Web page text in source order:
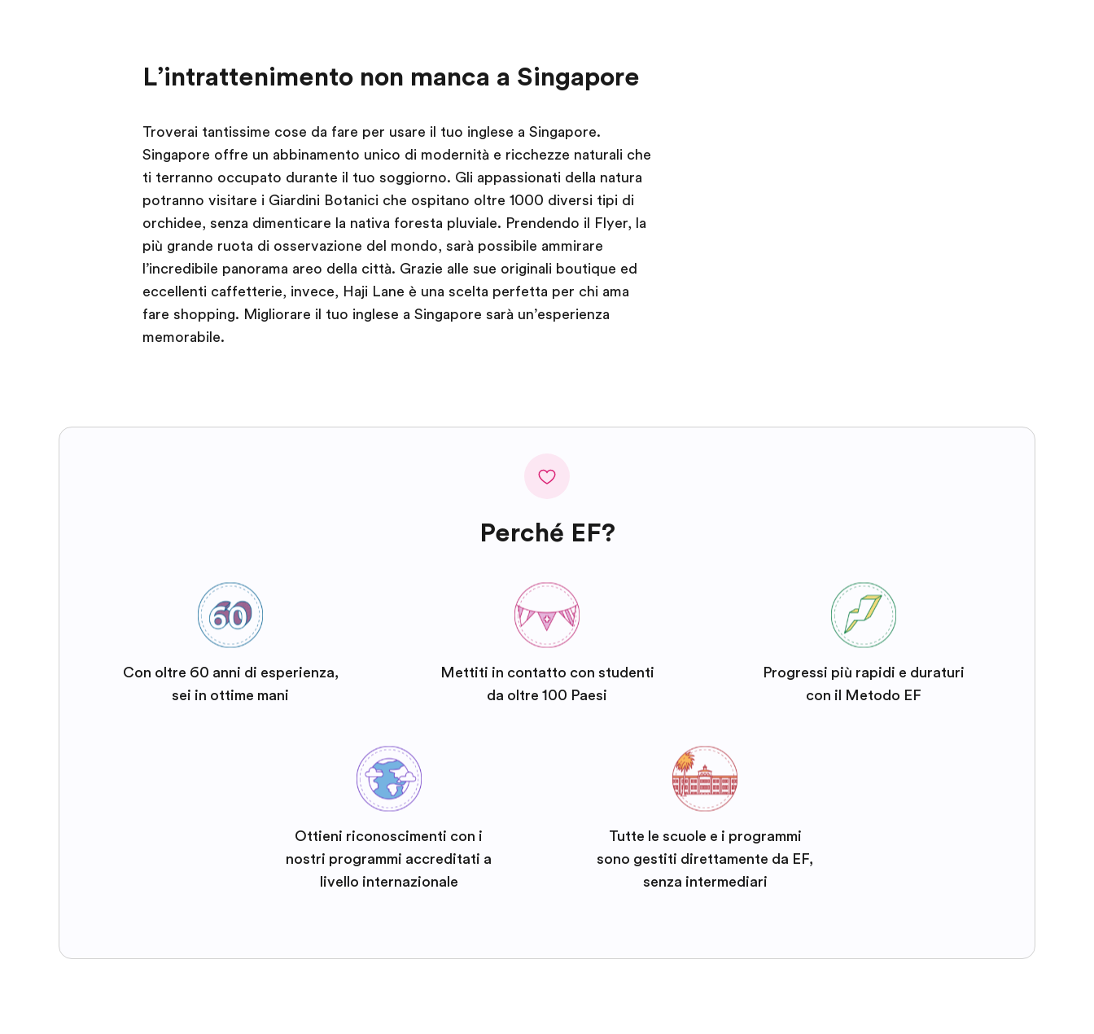
L’intrattenimento non manca a Singapore
Troverai tantissime cose da fare per usare il tuo inglese a Singapore.
Singapore offre un abbinamento unico di modernità e ricchezze naturali che
ti terranno occupato durante il tuo soggiorno. Gli appassionati della natura
potranno visitare i Giardini Botanici che ospitano oltre 1000 diversi tipi di
orchidee, senza dimenticare la nativa foresta pluviale. Prendendo il Flyer, la
più grande ruota di osservazione del mondo, sarà possibile ammirare
l’incredibile panorama areo della città. Grazie alle sue originali boutique ed
eccellenti caffetterie, invece, Haji Lane è una scelta perfetta per chi ama
fare shopping. Migliorare il tuo inglese a Singapore sarà un’esperienza
memorabile.
Perché EF?
Con oltre 60 anni di esperienza,
sei in ottime mani
Mettiti in contatto con studenti
da oltre 100 Paesi
Progressi più rapidi e duraturi
con il Metodo EF
Ottieni riconoscimenti con i
nostri programmi accreditati a
livello internazionale
Tutte le scuole e i programmi
sono gestiti direttamente da EF,
senza intermediari